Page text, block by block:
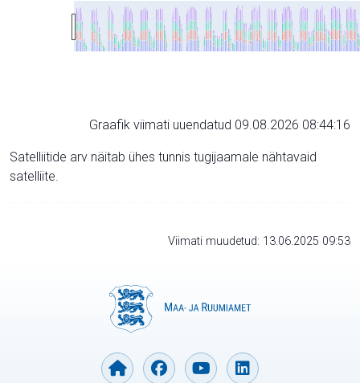
Graafik viimati uuendatud 09.08.2026 08:44:16
Satelliitide arv näitab ühes tunnis tugijaamale nähtavaid
satelliite.
Viimati muudetud: 13.06.2025 09:53